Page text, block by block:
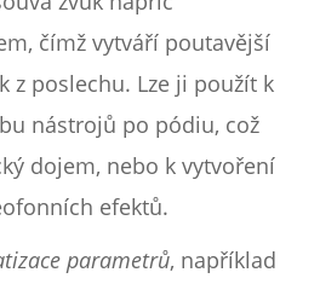
čímž vytváří poutavější
z poslechu. Lze ji použít k
nástrojů po pódiu, což
dojem, nebo k vytvoření
efektů.
parametrů, například